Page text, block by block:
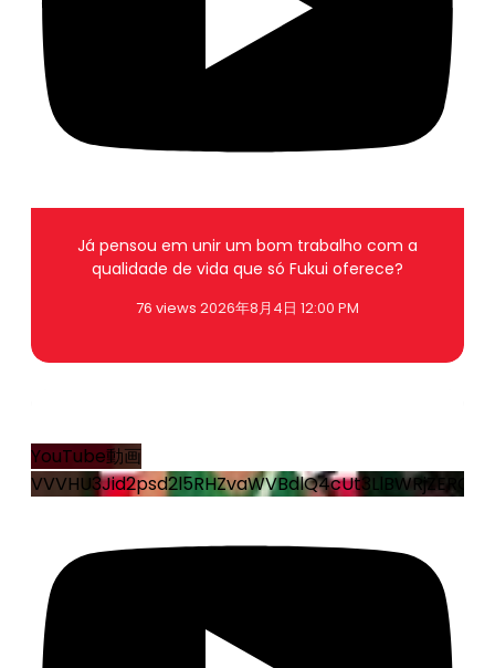
Já pensou em unir um bom trabalho com a
qualidade de vida que só Fukui oferece?
76 views 2026年8月4日 12:00 PM
YouTube動画